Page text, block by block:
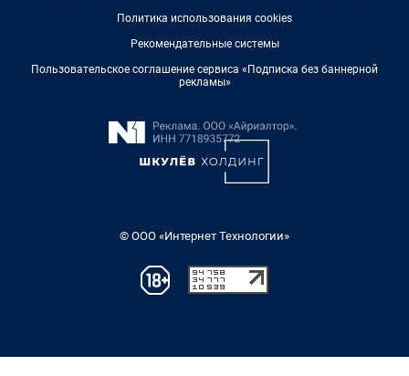
Политика использования cookies
Рекомендательные системы
Пользовательское соглашение сервиса «Подписка без баннерной
рекламы»
© ООО «Интернет Технологии»